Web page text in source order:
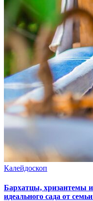
Калейдоскоп
Бархатцы, хризантемы и
идеального сада от